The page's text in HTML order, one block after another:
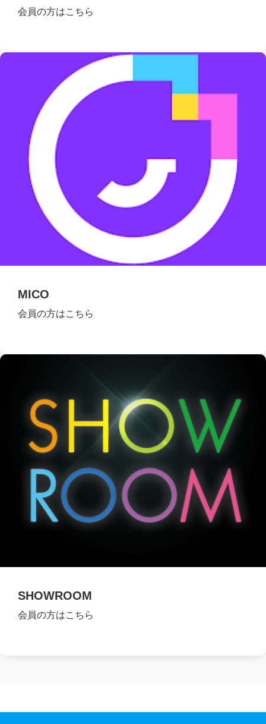
会員の方はこちら
MICO
会員の方はこちら
SHOWROOM
会員の方はこちら